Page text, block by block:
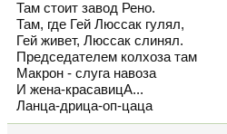
Там стоит завод Рено.
Там, где Гей Люссак гулял,
Гей живет, Люссак слинял.
Председателем колхоза там
Макрон - слуга навоза
И жена-красавицА...
Ланца-дрица-оп-цаца